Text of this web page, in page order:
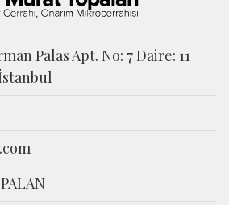
Palas Apt. No: 7 Daire: 11